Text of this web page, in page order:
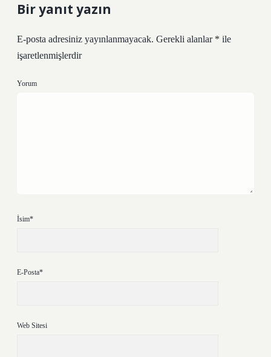
Bir yanıt yazın
E-posta adresiniz yayınlanmayacak. Gerekli alanlar * ile
işaretlenmişlerdir
Yorum
İsim*
E-Posta*
Web Sitesi